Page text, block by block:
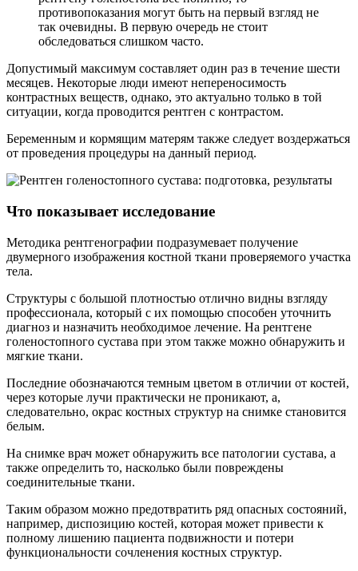
противопоказания могут быть на первый взгляд не
так очевидны. В первую очередь не стоит
обследоваться слишком часто.
Допустимый максимум составляет один раз в течение шести
месяцев. Некоторые люди имеют непереносимость
контрастных веществ, однако, это актуально только в той
ситуации, когда проводится рентген с контрастом.
Беременным и кормящим матерям также следует воздержаться
от проведения процедуры на данный период.
Что показывает исследование
Методика рентгенографии подразумевает получение
двумерного изображения костной ткани проверяемого участка
тела.
Структуры с большой плотностью отлично видны взгляду
профессионала, который с их помощью способен уточнить
диагноз и назначить необходимое лечение. На рентгене
голеностопного сустава при этом также можно обнаружить и
мягкие ткани.
Последние обозначаются темным цветом в отличии от костей,
через которые лучи практически не проникают, а,
следовательно, окрас костных структур на снимке становится
белым.
На снимке врач может обнаружить все патологии сустава, а
также определить то, насколько были повреждены
соединительные ткани.
Таким образом можно предотвратить ряд опасных состояний,
например, диспозицию костей, которая может привести к
полному лишению пациента подвижности и потери
функциональности сочленения костных структур.